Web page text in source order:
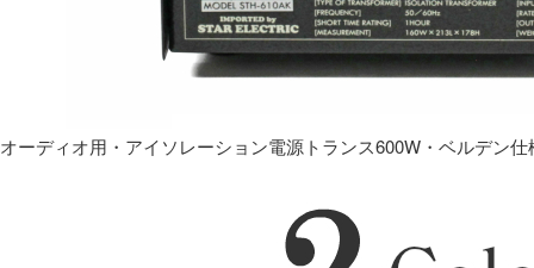
オーディオ用・アイソレーション電源トランス600W・ベルデン仕